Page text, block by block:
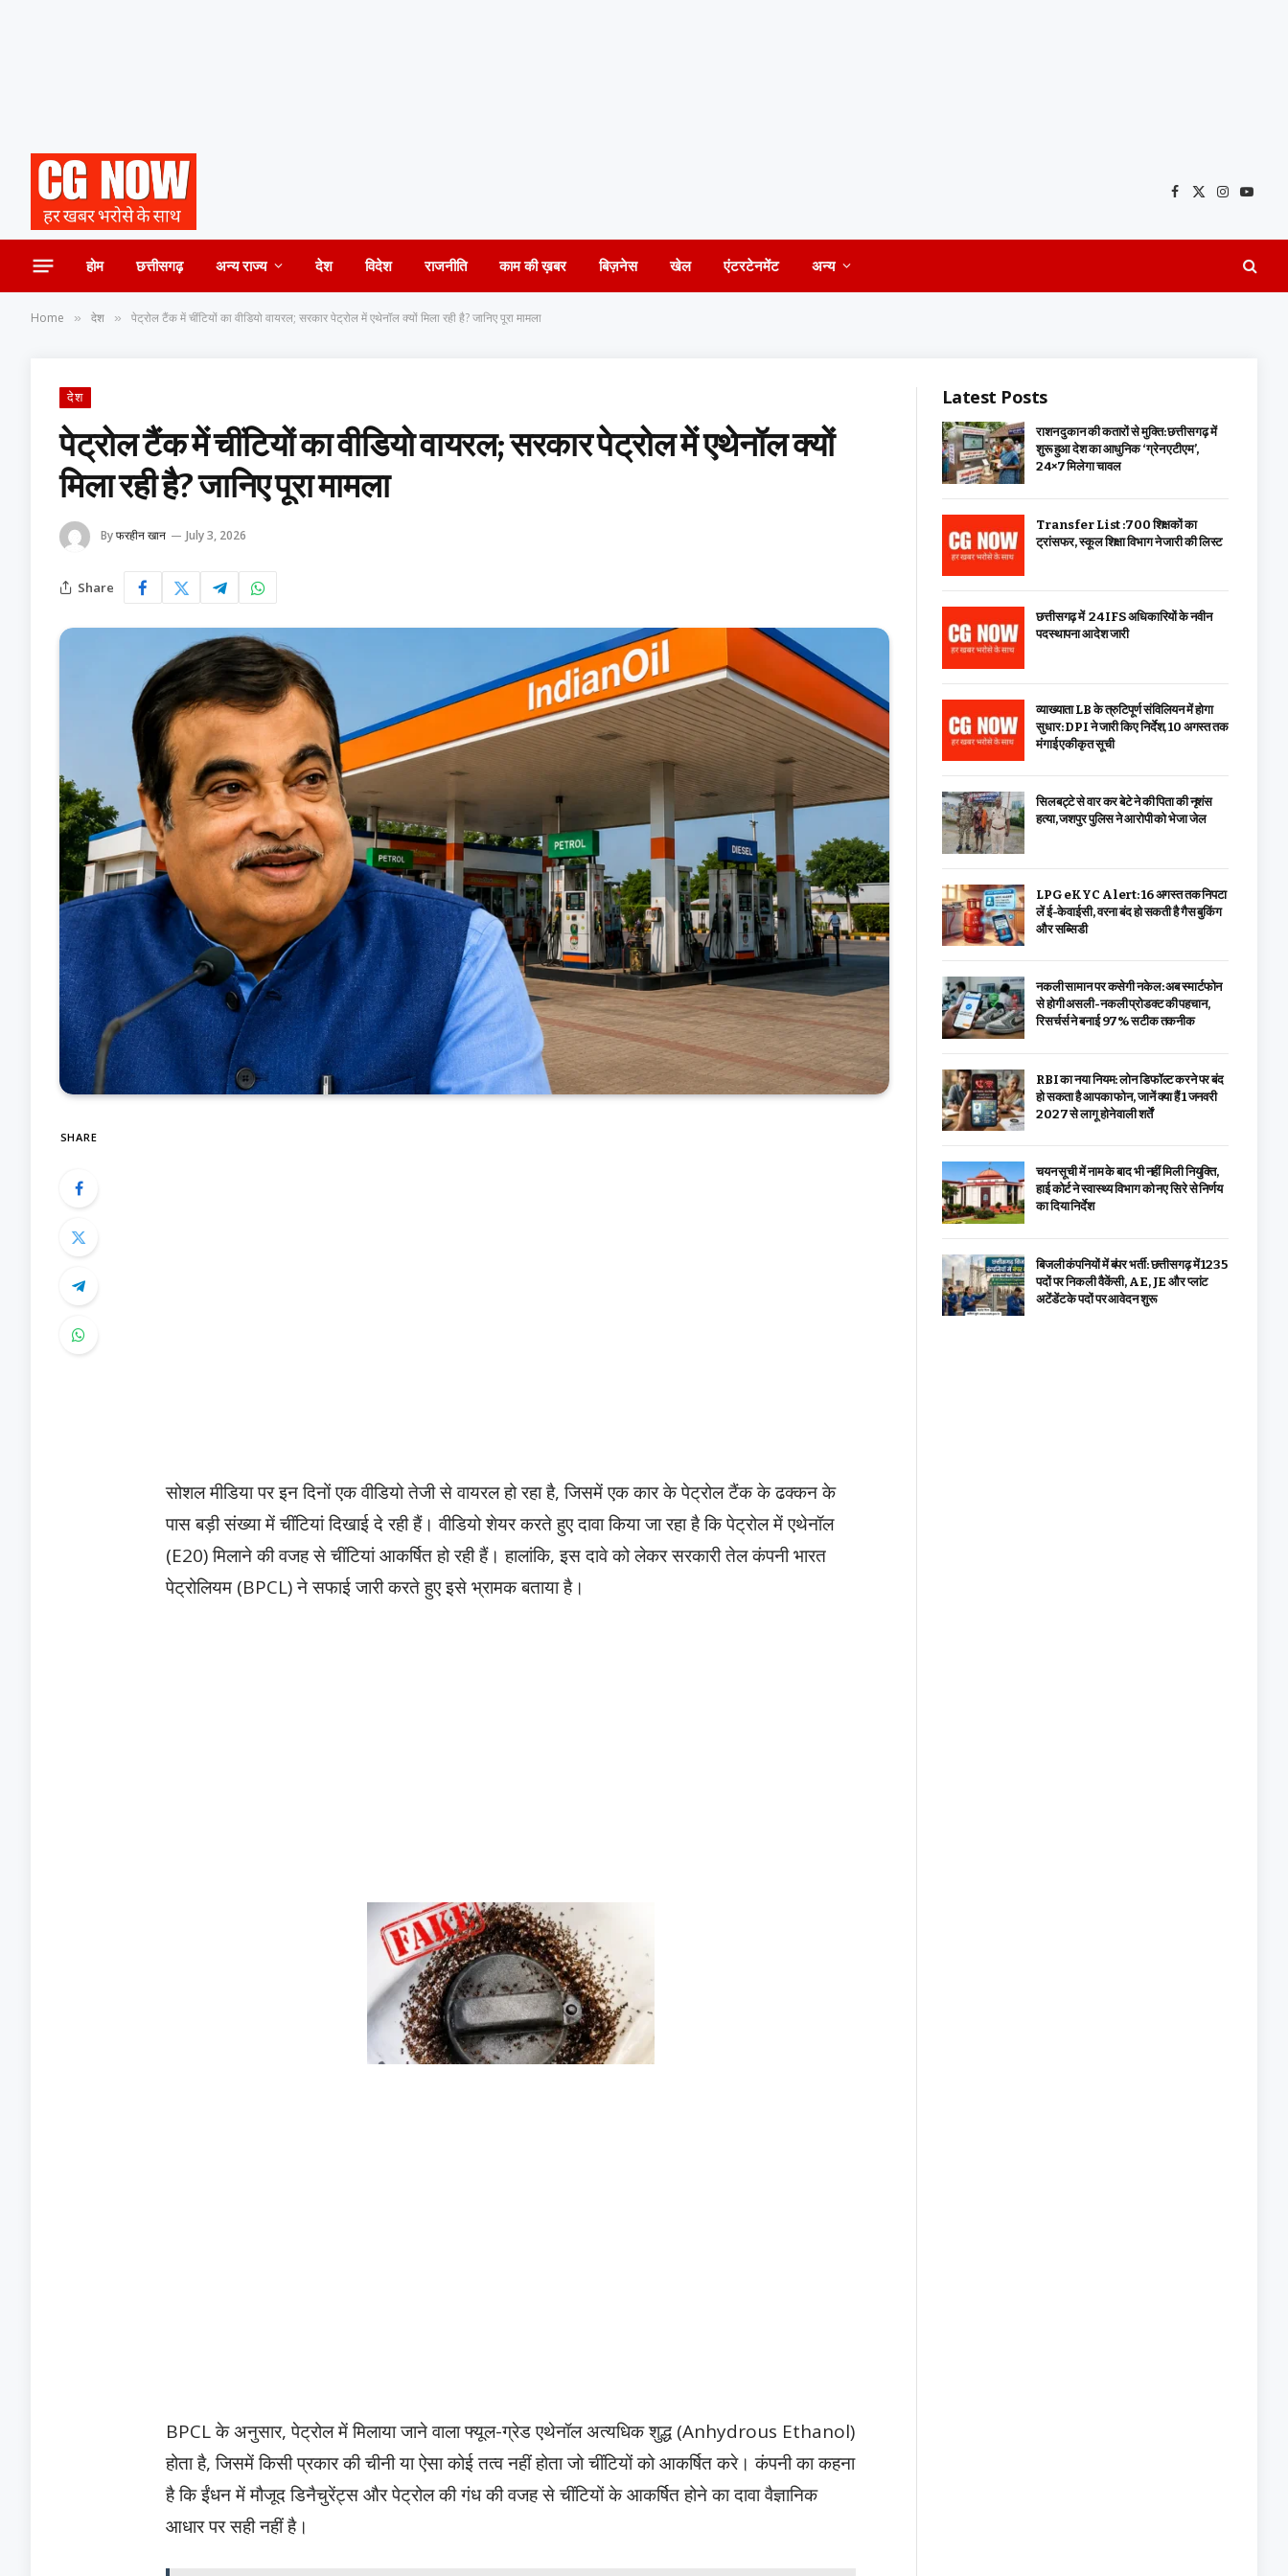
Facebook
X
Instagram
होम छत्तीसगढ़ अन्य राज्य देश विदेश राजनीति काम की ख़बर बिज़नेस खेल एंटरटेनमेंट अन्य
Home » देश » पेट्रोल टैंक में चींटियों का वीडियो वायरल; सरकार पेट्रोल में एथेनॉल क्यों मिला रही है? जानिए पूरा मामला
देश
पेट्रोल टैंक में चींटियों का वीडियो वायरल; सरकार पेट्रोल में एथेनॉल क्यों
मिला रही है? जानिए पूरा मामला
Byफरहीन खान July 3, 2026
Share
SHARE
सोशल मीडिया पर इन दिनों एक वीडियो तेजी से वायरल हो रहा है, जिसमें एक कार के पेट्रोल टैंक के ढक्कन के
पास बड़ी संख्या में चींटियां दिखाई दे रही हैं। वीडियो शेयर करते हुए दावा किया जा रहा है कि पेट्रोल में एथेनॉल
(E20) मिलाने की वजह से चींटियां आकर्षित हो रही हैं। हालांकि, इस दावे को लेकर सरकारी तेल कंपनी भारत
पेट्रोलियम (BPCL) ने सफाई जारी करते हुए इसे भ्रामक बताया है।
BPCL के अनुसार, पेट्रोल में मिलाया जाने वाला फ्यूल-ग्रेड एथेनॉल अत्यधिक शुद्ध (Anhydrous Ethanol)
होता है, जिसमें किसी प्रकार की चीनी या ऐसा कोई तत्व नहीं होता जो चींटियों को आकर्षित करे। कंपनी का कहना
है कि ईंधन में मौजूद डिनैचुरेंट्स और पेट्रोल की गंध की वजह से चींटियों के आकर्षित होने का दावा वैज्ञानिक
आधार पर सही नहीं है।
Latest Posts
राशन दुकान की कतारों से मुक्ति: छत्तीसगढ़ में
शुरू हुआ देश का आधुनिक ‘ग्रेन एटीएम’,
24×7 मिलेगा चावल
Transfer List :700 शिक्षकों का
ट्रांसफर, स्कूल शिक्षा विभाग ने जारी की लिस्ट
छत्तीसगढ़ में 24 IFS अधिकारियों के नवीन
पदस्थापना आदेश जारी
व्याख्याता LB के त्रुटिपूर्ण संविलियन में होगा
सुधार: DPI ने जारी किए निर्देश, 10 अगस्त तक
मंगाई एकीकृत सूची
सिलबट्टे से वार कर बेटे ने की पिता की नृशंस
हत्या, जशपुर पुलिस ने आरोपी को भेजा जेल
LPG eKYC Alert: 16 अगस्त तक निपटा
लें ई-केवाईसी, वरना बंद हो सकती है गैस बुकिंग
और सब्सिडी
नकली सामान पर कसेगी नकेल: अब स्मार्टफोन
से होगी असली-नकली प्रोडक्ट की पहचान,
रिसर्चर्स ने बनाई 97% सटीक तकनीक
RBI का नया नियम: लोन डिफॉल्ट करने पर बंद
हो सकता है आपका फोन, जानें क्या हैं 1 जनवरी
2027 से लागू होने वाली शर्तें
चयन सूची में नाम के बाद भी नहीं मिली नियुक्ति,
हाई कोर्ट ने स्वास्थ्य विभाग को नए सिरे से निर्णय
का दिया निर्देश
बिजली कंपनियों में बंपर भर्ती: छत्तीसगढ़ में 1235
पदों पर निकली वैकेंसी, AE, JE और प्लांट
अटेंडेंट के पदों पर आवेदन शुरू